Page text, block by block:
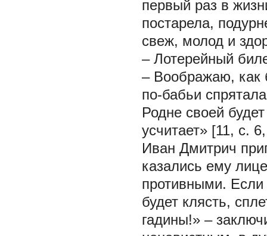
первый раз в
постарела,
свеж, молод и
– Лотерейный
– Воображаю, как
по-бабьи
Родне своей
усчитает» [11, с.
Иван Дмитрич
казались ему
противными. Если
будет клясть,
гадины!» –